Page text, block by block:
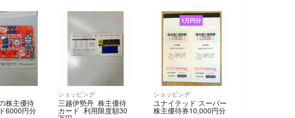
株主優待
6000円分
ショッピング
三越伊勢丹 株主優待
カード 利用限度額30
ショッピング
ユナイテッド スーパー
株主優待券10,000円分